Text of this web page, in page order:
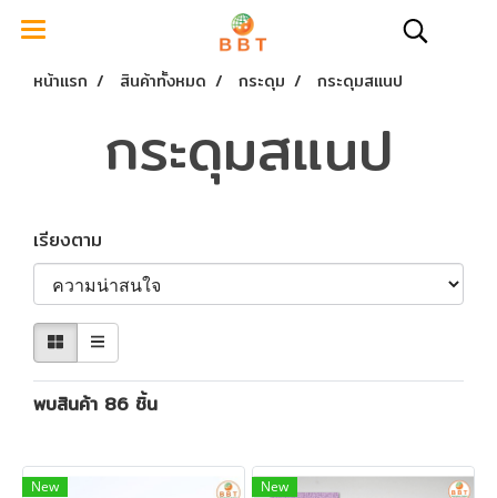
หน้าแรก สินค้าทั้งหมด กระดุม กระดุมสแนป
กระดุมสแนป
เรียงตาม
พบสินค้า 86 ชิ้น
New
New